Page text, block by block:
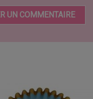
UN COMMENTAIRE